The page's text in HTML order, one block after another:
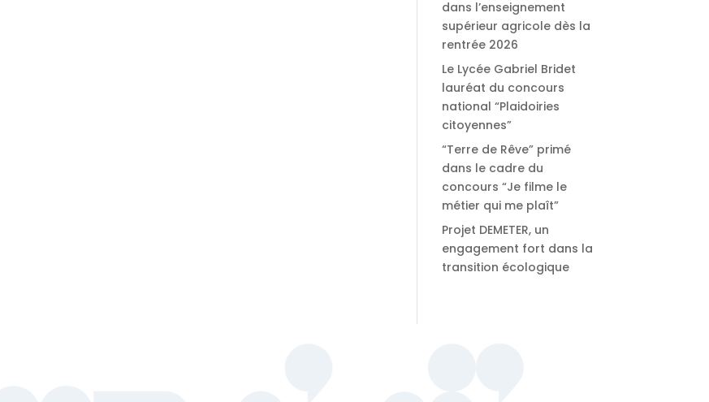
dans l’enseignement
supérieur agricole dès la
rentrée 2026
Le Lycée Gabriel Bridet
lauréat du concours
national “Plaidoiries
citoyennes”
“Terre de Rêve” primé
dans le cadre du
concours “Je filme le
métier qui me plaît”
Projet DEMETER, un
engagement fort dans la
transition écologique